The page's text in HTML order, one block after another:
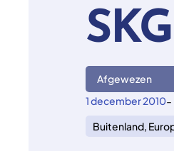
Afgewezen
1 december 2010-
Buitenland,